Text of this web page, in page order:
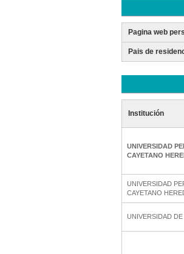
Pagina web
Pais de
Institución
UNIVERSIDAD
CAYETANO
UNIVERSIDAD
CAYETANO
UNIVERSIDAD